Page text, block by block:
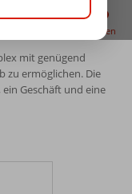
merken
mit genügend
zu ermöglichen. Die
Geschäft und eine